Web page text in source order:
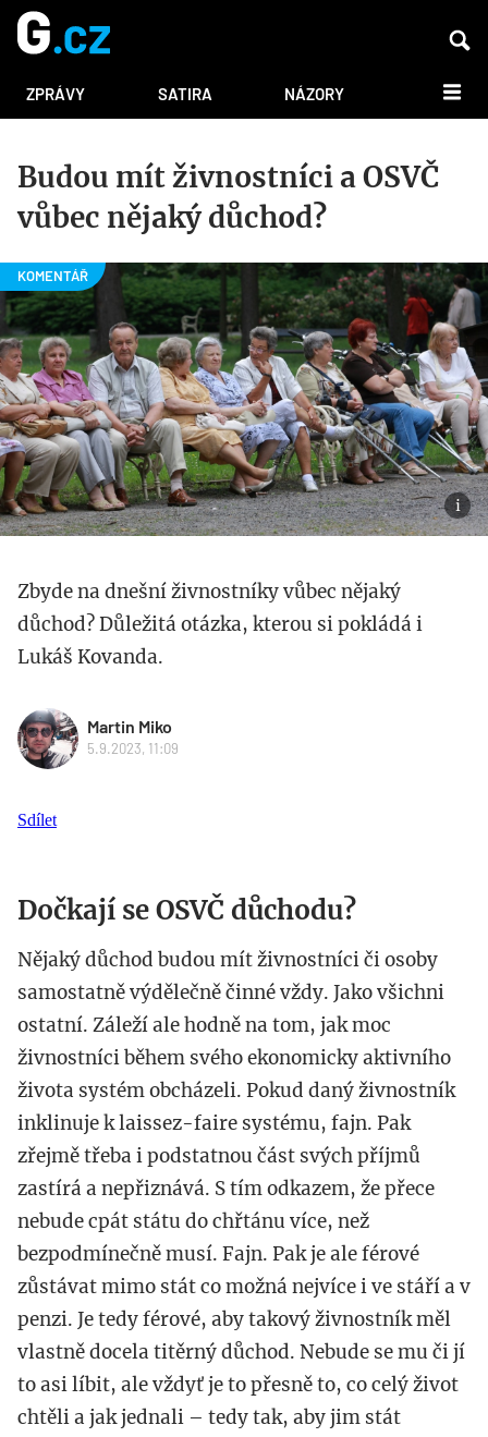
ZPRÁVY SATIRA NÁZORY DALŠÍ
Budou mít živnostníci a OSVČ
vůbec nějaký důchod?
Zbyde na dnešní živnostníky vůbec nějaký
důchod? Důležitá otázka, kterou si pokládá i
Lukáš Kovanda.
Martin Miko
5.9.2023, 11:09
Sdílet
Dočkají se OSVČ důchodu?
Nějaký důchod budou mít živnostníci či osoby
samostatně výdělečně činné vždy. Jako všichni
ostatní. Záleží ale hodně na tom, jak moc
živnostníci během svého ekonomicky aktivního
života systém obcházeli. Pokud daný živnostník
inklinuje k laissez-faire systému, fajn. Pak
zřejmě třeba i podstatnou část svých příjmů
zastírá a nepřiznává. S tím odkazem, že přece
nebude cpát státu do chřtánu více, než
bezpodmínečně musí. Fajn. Pak je ale férové
zůstávat mimo stát co možná nejvíce i ve stáří a v
penzi. Je tedy férové, aby takový živnostník měl
vlastně docela titěrný důchod. Nebude se mu či jí
to asi líbit, ale vždyť je to přesně to, co celý život
chtěli a jak jednali – tedy tak, aby jim stát